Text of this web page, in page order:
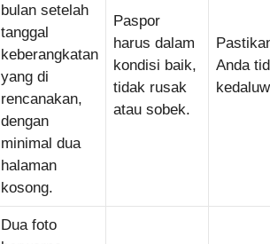
bulan setelah
tanggal
keberangkatan
yang di
rencanakan,
dengan
minimal dua
halaman
kosong.
Paspor
harus dalam
kondisi baik,
tidak rusak
atau sobek.
Anda
Dua foto